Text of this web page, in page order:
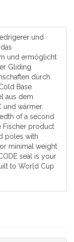
und
und ermöglicht
Gliding
durch
Base
aus dem
und wärmer.
of a second
Fischer product
poles with
minimal weight
seal is your
to World Cup